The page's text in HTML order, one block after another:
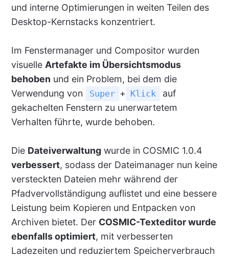
und interne Optimierungen in weiten Teilen des
Desktop-Kernstacks konzentriert.
Im Fenstermanager und Compositor wurden
visuelle Artefakte im Übersichtsmodus
behoben und ein Problem, bei dem die
Verwendung von
Super + Klick
auf
gekachelten Fenstern zu unerwartetem
Verhalten führte, wurde behoben.
Die Dateiverwaltungwurde in COSMIC 1.0.4
verbessert, sodass der Dateimanager nun keine
versteckten Dateien mehr während der
Pfadvervollständigung auflistet und eine bessere
Leistung beim Kopieren und Entpacken von
Archiven bietet. Der COSMIC-Texteditor wurde
ebenfalls optimiert, mit verbesserten
Ladezeiten und reduziertem Speicherverbrauch